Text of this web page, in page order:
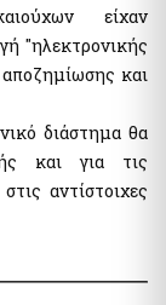
είχαν
"ηλεκτρονικής
και
διάστημα θα
και για τις
αντίστοιχες